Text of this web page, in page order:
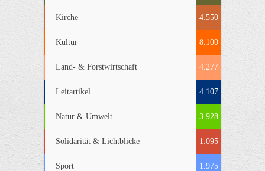
Kirche 4.550
Kultur 8.100
Land- & Forstwirtschaft 4.277
Leitartikel 4.107
Natur & Umwelt 3.928
Solidarität & Lichtblicke 1.095
Sport 1.975